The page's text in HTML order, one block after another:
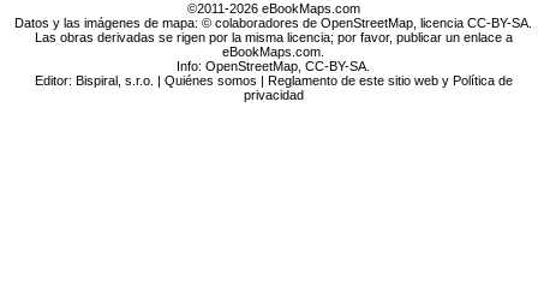
©2011-2026 eBookMaps.com
Datos y las imágenes de mapa: © colaboradores de OpenStreetMap, licencia CC-BY-SA.
Las obras derivadas se rigen por la misma licencia; por favor, publicar un enlace a
eBookMaps.com.
Info:OpenStreetMap ,CC-BY-SA
Editor: Bispiral, s.r.o. | Quiénes somos | Reglamento de este sitio web y Política de
privacidad